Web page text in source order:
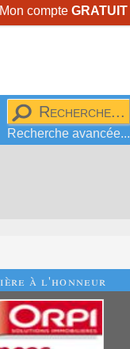
Mon compte GRATUIT
Recherche avancée...
à l'honneur